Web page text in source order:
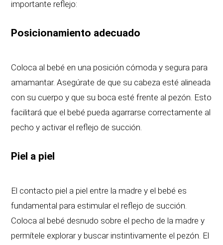
importante reflejo:
Posicionamiento adecuado
Coloca al bebé en una posición cómoda y segura para
amamantar. Asegúrate de que su cabeza esté alineada
con su cuerpo y que su boca esté frente al pezón. Esto
facilitará que el bebé pueda agarrarse correctamente al
pecho y activar el reflejo de succión.
Piel a piel
El contacto piel a piel entre la madre y el bebé es
fundamental para estimular el reflejo de succión.
Coloca al bebé desnudo sobre el pecho de la madre y
permítele explorar y buscar instintivamente el pezón. El